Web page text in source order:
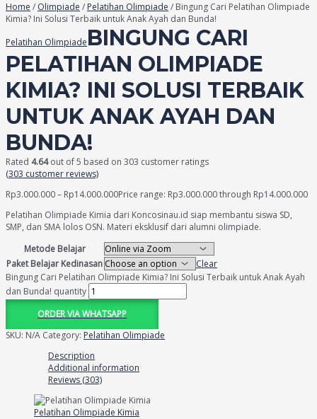
Home / Olimpiade / Pelatihan Olimpiade / Bingung Cari Pelatihan Olimpiade
Kimia? Ini Solusi Terbaik untuk Anak Ayah dan Bunda!
Pelatihan OlimpiadeBINGUNG CARI
PELATIHAN OLIMPIADE
KIMIA? INI SOLUSI TERBAIK
UNTUK ANAK AYAH DAN
BUNDA!
Rated 4.64out of 5 based on 303 customer ratings
(303 customer reviews)
Rp3.000.000– Rp14.000.000Price range: Rp3.000.000 through Rp14.000.000
Pelatihan Olimpiade Kimia dari Koncosinau.id siap membantu siswa SD,
SMP, dan SMA lolos OSN. Materi eksklusif dari alumni olimpiade.
Metode Belajar
Paket Belajar Kedinasan
Clear
Bingung Cari Pelatihan Olimpiade Kimia? Ini Solusi Terbaik untuk Anak Ayah
dan Bunda! quantity
ORDER VIA WHATSAPP
SKU: N/A Category: Pelatihan Olimpiade
Description
Additional information
Reviews (303)
Pelatihan Olimpiade Kimia